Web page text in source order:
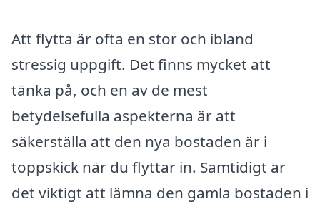
Att flytta är ofta en stor och ibland
stressig uppgift. Det finns mycket att
tänka på, och en av de mest
betydelsefulla aspekterna är att
säkerställa att den nya bostaden är i
toppskick när du flyttar in. Samtidigt är
det viktigt att lämna den gamla bostaden i